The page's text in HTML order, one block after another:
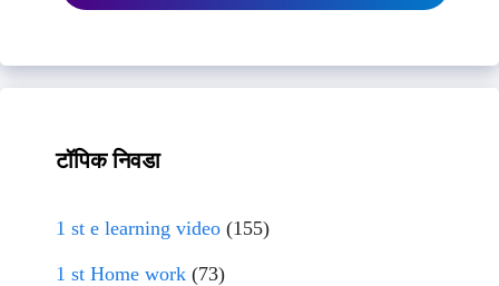
टॉपिक निवडा
1 st e learning video (155)
1 st Home work (73)